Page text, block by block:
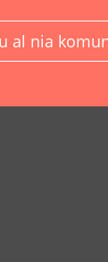
al nia